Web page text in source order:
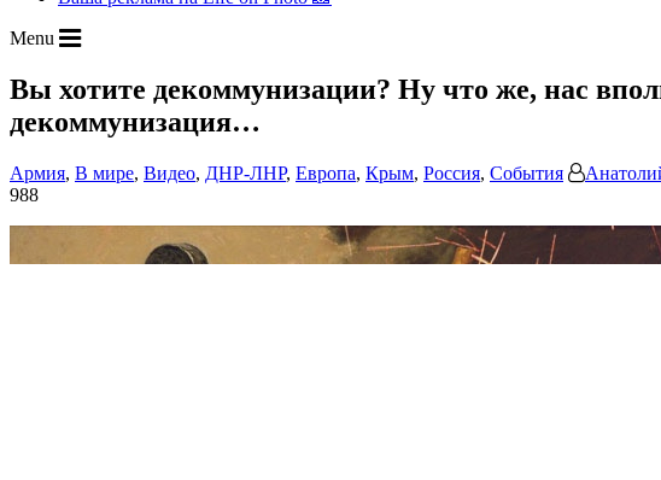
Menu
Вы хотите декоммунизации? Ну что же, нас
декоммунизация…
Армия, В мире, Видео, ДНР-ЛНР, Европа, Крым, Россия, События
988